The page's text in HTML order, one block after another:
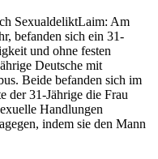
Laim: Am
befanden sich ein 31-
und ohne festen
Deutsche mit
Beide befanden sich im
der 31-Jährige die Frau
Handlungen
indem sie den Mann